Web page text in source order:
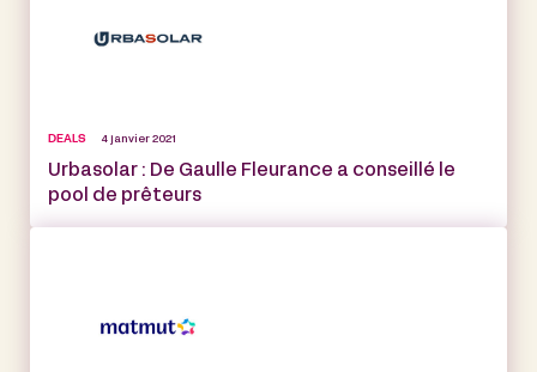
DEALS 4 janvier 2021
Urbasolar : De Gaulle Fleurance a conseillé le
pool de prêteurs